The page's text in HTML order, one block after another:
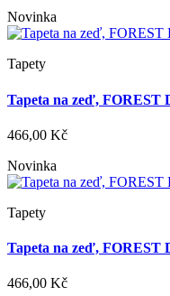
Novinka
Tapety
Tapeta na zeď, FOREST
466,00 Kč
Novinka
Tapety
Tapeta na zeď, FOREST
466,00 Kč